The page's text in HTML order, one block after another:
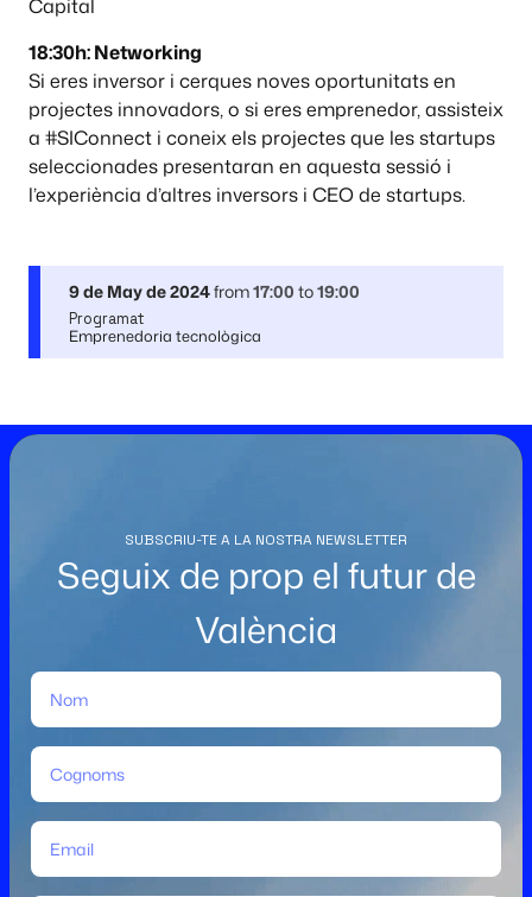
Capital
18:30h: Networking
Si eres inversor i cerques noves oportunitats en
projectes innovadors, o si eres emprenedor, assisteix
a #SIConnect i coneix els projectes que les startups
seleccionades presentaran en aquesta sessió i
l’experiència d’altres inversors i CEO de startups.
9 de May de 2024from17:00 to19:00
Programat
Emprenedoria tecnològica
SUBSCRIU-TE A LA NOSTRA NEWSLETTER
Seguix de prop el futur de
València